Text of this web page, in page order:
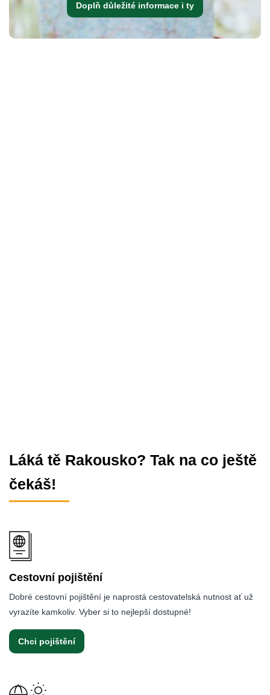
Doplň důležité informace i ty
Láká tě Rakousko? Tak na co ještě
čekáš!
Cestovní pojištění
Dobré cestovní pojištění je naprostá cestovatelská nutnost ať už
vyrazíte kamkoliv. Vyber si to nejlepší dostupné!
Chci pojištění